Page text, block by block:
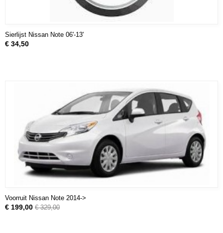
Sierlijst Nissan Note 06'-13'
€ 34,50
Voorruit Nissan Note 2014->
€ 199,00 € 329,00